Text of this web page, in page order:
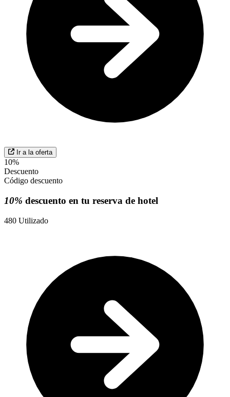
Ir a la oferta
10%
Descuento
Código descuento
10% descuento en tu reserva de hotel
480 Utilizado